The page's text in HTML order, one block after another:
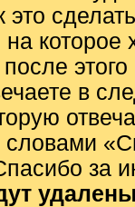
это
которое
этого
в
за